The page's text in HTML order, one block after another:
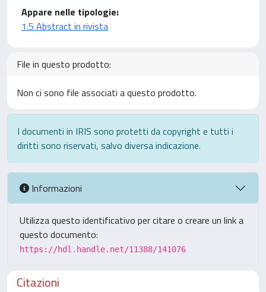
Appare nelle tipologie:
1.5 Abstract in rivista
File in questo prodotto:
Non ci sono file associati a questo prodotto.
I documenti in IRIS sono protetti da copyright e tutti i
diritti sono riservati, salvo diversa indicazione.
Informazioni
Utilizza questo identificativo per citare o creare un link a
questo documento:
https://hdl.handle.net/11388/141076
Citazioni